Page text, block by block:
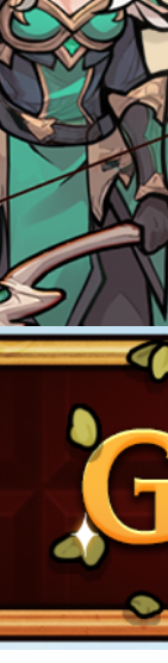
이벤트
벤트​​
버오픈